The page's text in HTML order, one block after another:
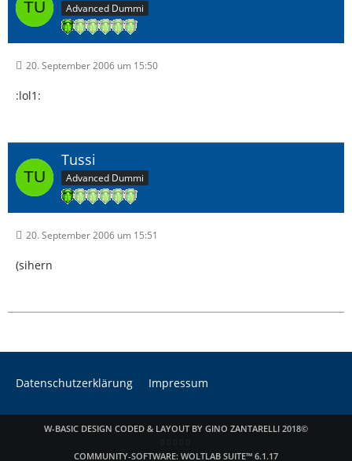
Advanced Dummi
20. September 2006 um 15:50
:lol1:
Tussi
Advanced Dummi
20. September 2006 um 15:51
(sihern
Datenschutzerklärung Impressum
W-BASIC DESIGN CODED & LAYOUT BY GINO ZANTARELLI 2018©
COMMUNITY-SOFTWARE: WOLTLAB SUITE™ 6.1.17